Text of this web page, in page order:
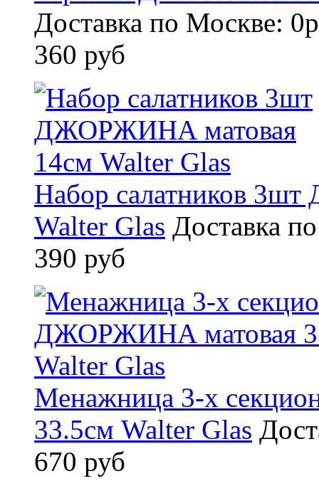
Доставка по Москве:
360 руб
Набор салатников
Walter Glas Доставка
390 руб
Менажница 3-х
33.5см Walter Glas
670 руб